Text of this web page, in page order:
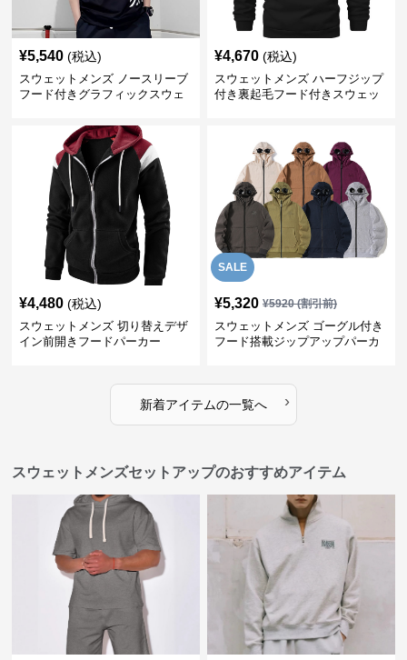
¥5,540 (税込)
スウェットメンズ ノースリーブ
フード付きグラフィックスウェ
¥4,670 (税込)
スウェットメンズ ハーフジップ
付き裏起毛フード付きスウェッ
¥4,480 (税込)
スウェットメンズ 切り替えデザ
イン前開きフードパーカー
SALE
¥5,320 ¥5920(割引前)
スウェットメンズ ゴーグル付き
フード搭載ジップアップパーカ
新着アイテムの一覧へ ›
スウェットメンズセットアップのおすすめアイテム